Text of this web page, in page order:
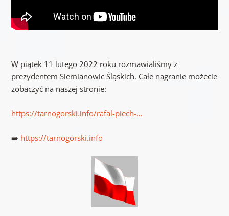
W piątek 11 lutego 2022 roku rozmawialiśmy z
prezydentem Siemianowic Śląskich. Całe nagranie możecie
zobaczyć na naszej stronie:
https://tarnogorski.info/rafal-piech-…
➡️ https://tarnogorski.info